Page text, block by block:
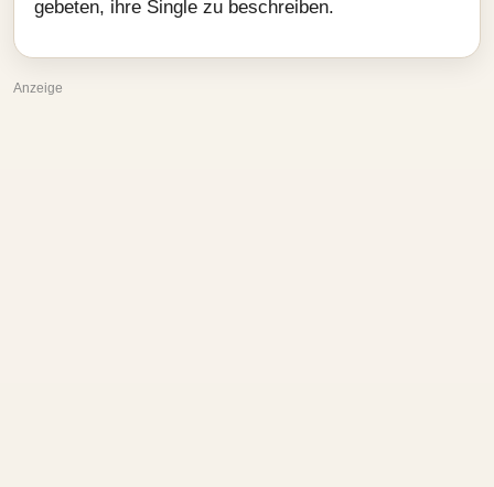
gebeten, ihre Single zu beschreiben.
Anzeige